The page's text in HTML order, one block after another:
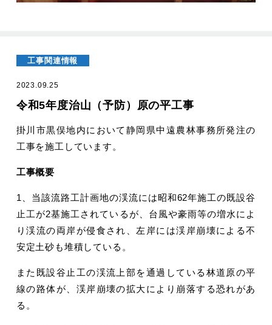
工事関連情報
2023.09.25
令和5年度治山（予防）原の平工事
掛川市黒俣地内において静岡県中遠農林事務所発注の
工事を施工しています。
工事概要
1、当該流路工計画地の渓流には昭和62年施工の既設谷
止工が2基施工されているが、台風や豪雨等の増水によ
り渓流の両岸が侵食され、左岸には渓岸崩壊による不
安定土砂も堆積している。
また既設谷止工の渓流上部を通過している林道原の平
線の路体が、渓岸崩壊の拡大により崩落する恐れがあ
る。